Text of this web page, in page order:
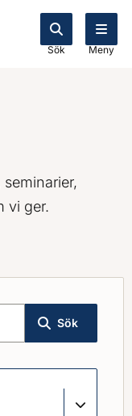
Sök Meny
vi ger.
Sök